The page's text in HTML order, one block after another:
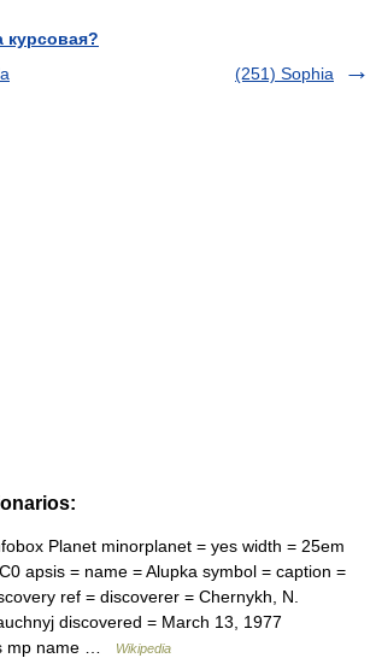
курсовая?
(251) Sophia
Planet minorplanet = yes width = 25em
apsis = name = Alupka symbol = caption =
ref = discoverer = Chernykh, N.
discovered = March 13, 1977
mp name …
Wikipedia